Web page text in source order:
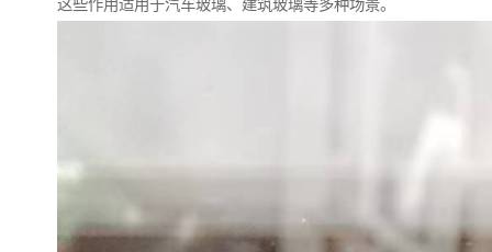
这些作用适用于汽车玻璃、建筑玻璃等多种场景。